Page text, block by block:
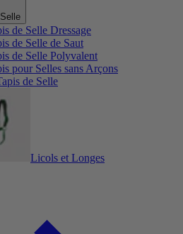
de Selle Dressage
de Selle de Saut
de Selle Polyvalent
pour Selles sans Arçons
de Selle
Licols et Longes